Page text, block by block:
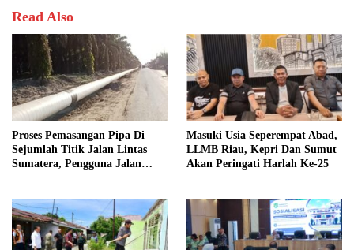
Read Also
Proses Pemasangan Pipa Di
Sejumlah Titik Jalan Lintas
Sumatera, Pengguna Jalan
Masuki Usia Seperempat Abad,
LLMB Riau, Kepri Dan Sumut
Akan Peringati Harlah Ke-25